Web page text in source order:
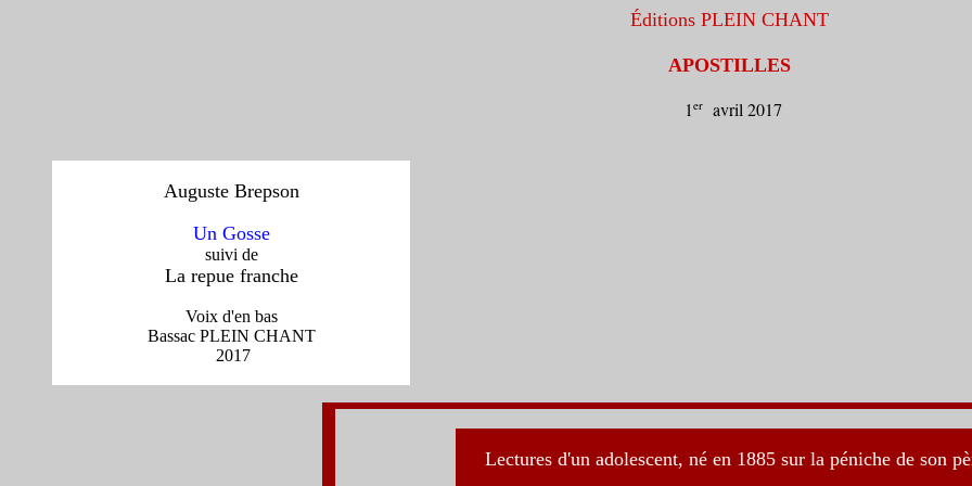
Éditions PLEIN CHANT
APOSTILLES
1er avril 2017
Auguste Brepson
Un Gosse
suivi de
La repue franche
Voix d'en bas
Bassac PLEIN CHANT
2017
Lectures d'un adolescent, né en 1885 sur la péniche de son